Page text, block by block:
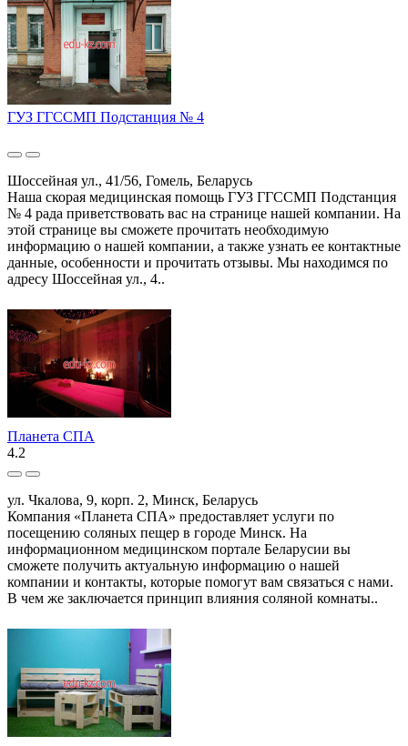
ГУЗ ГГССМП Подстанция № 4
Шоссейная ул., 41/56, Гомель, Беларусь
Наша скорая медицинская помощь ГУЗ ГГССМП Подстанция
№ 4 рада приветствовать вас на странице нашей компании. На
этой странице вы сможете прочитать необходимую
информацию о нашей компании, а также узнать ее контактные
данные, особенности и прочитать отзывы. Мы находимся по
адресу Шоссейная ул., 4..
Планета СПА
4.2
ул. Чкалова, 9, корп. 2, Минск, Беларусь
Компания «Планета СПА» предоставляет услуги по
посещению соляных пещер в городе Минск. На
информационном медицинском портале Беларусии вы
сможете получить актуальную информацию о нашей
компании и контакты, которые помогут вам связаться с нами.
В чем же заключается принцип влияния соляной комнаты..